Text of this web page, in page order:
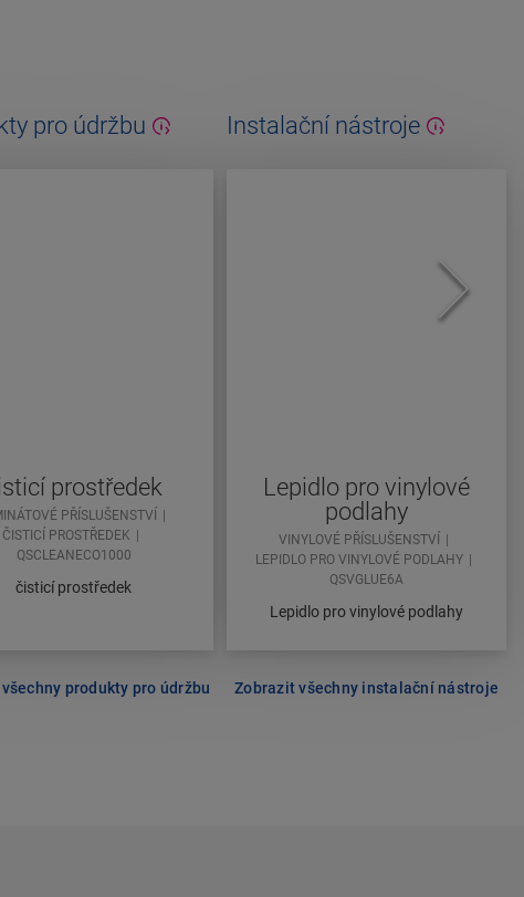
pro údržbu
prostředek
PŘÍSLUŠENSTVÍ
ČISTICÍ PROSTŘEDEK
QSCLEANECO1000
čisticí prostředek
produkty pro údržbu
Instalační nástroje
Lepidlo pro vinylové
podlahy
VINYLOVÉ PŘÍSLUŠENSTVÍ
LEPIDLO PRO VINYLOVÉ PODLAHY
QSVGLUE6A
Lepidlo pro vinylové podlahy
Zobrazit všechny instalační nástroje